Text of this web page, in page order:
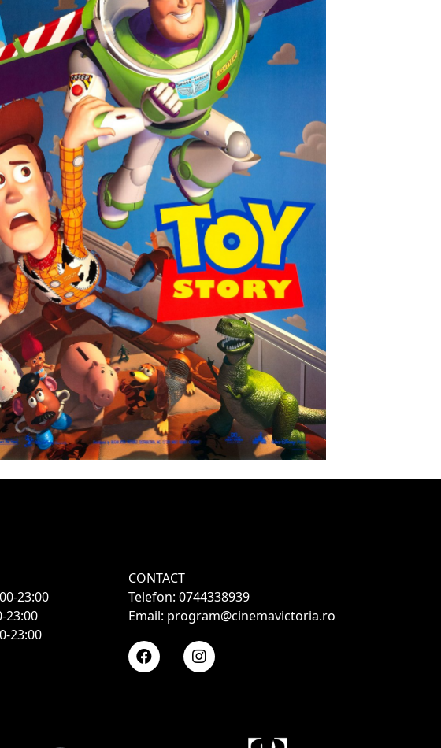
23:00
23:00
23:00
CONTACT
Telefon: 0744338939
Email: program@cinemavictoria.ro